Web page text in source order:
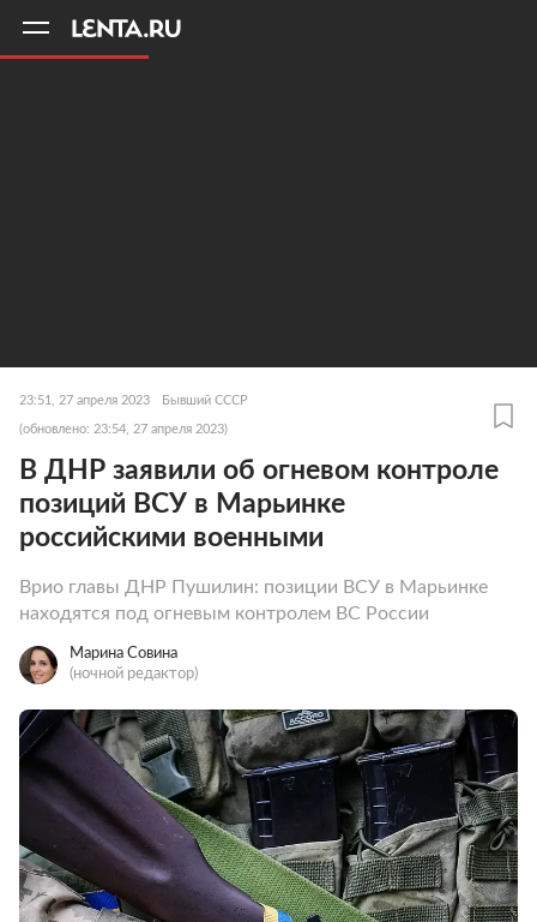
23:51, 27 апреля 2023 Бывший СССР
(обновлено: 23:54, 27 апреля 2023)
В ДНР заявили об огневом контроле
позиций ВСУ в Марьинке
российскими военными
Врио главы ДНР Пушилин: позиции ВСУ в Марьинке
находятся под огневым контролем ВС России
Марина Совина
(ночной редактор)